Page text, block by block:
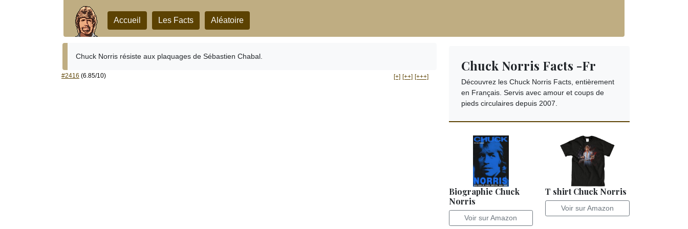
Accueil Les Facts Aléatoire
Chuck Norris résiste aux plaquages de Sébastien Chabal.
#2416 (6.85/10) [+] [++] [+++]
Chuck Norris Facts -Fr
Découvrez les Chuck Norris Facts, entièrement
en Français. Servis avec amour et coups de
pieds circulaires depuis 2007.
Biographie Chuck
Norris
Voir sur Amazon
T shirt Chuck Norris
Voir sur Amazon